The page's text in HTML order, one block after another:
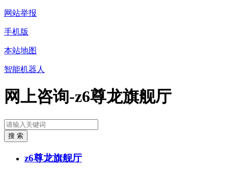
网站举报
手机版
本站地图
智能机器人
网上咨询-z6尊龙旗舰厅
z6尊龙旗舰厅